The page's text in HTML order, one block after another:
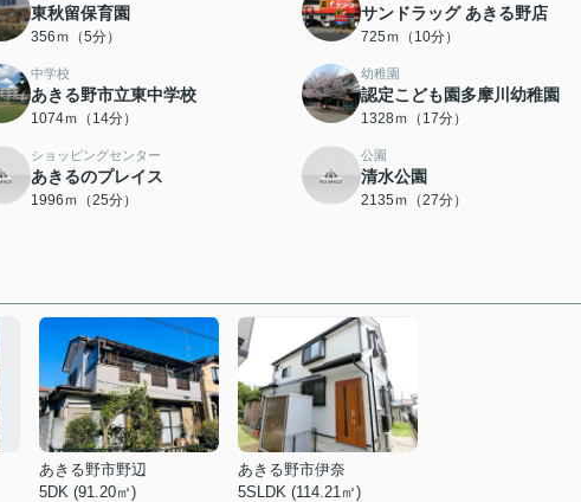
東秋留保育園
356ｍ（5分）
サンドラッグ あきる野店
725ｍ（10分）
中学校
あきる野市立東中学校
1074ｍ（14分）
幼稚園
認定こども園多摩川幼稚園
1328ｍ（17分）
ショッピングセンター
あきるのプレイス
1996ｍ（25分）
公園
清水公園
2135ｍ（27分）
あきる野市野辺
5DK (91.20㎡)
あきる野市伊奈
5SLDK (114.21㎡)